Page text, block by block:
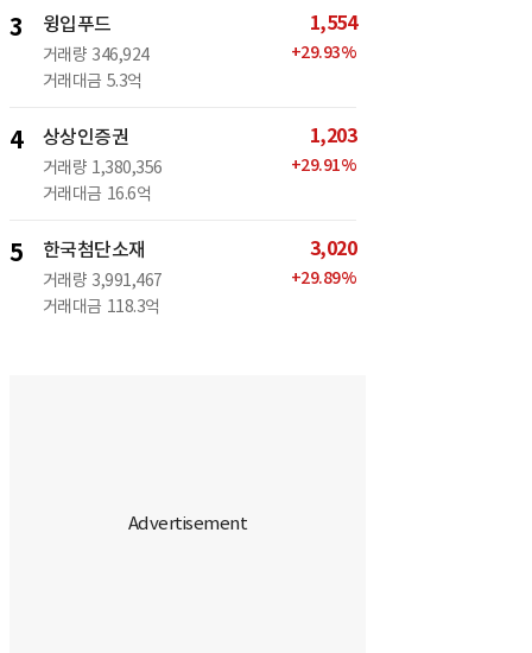
3 윙입푸드
거래량 346,924
거래대금 5.3억
1,554
+29.93%
4 상상인증권
거래량 1,380,356
거래대금 16.6억
1,203
+29.91%
5 한국첨단소재
거래량 3,991,467
거래대금 118.3억
3,020
+29.89%